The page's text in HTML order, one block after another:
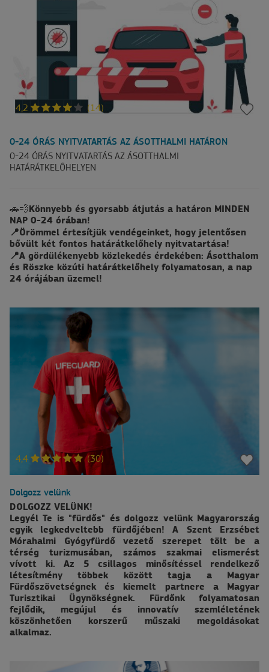
4,2 (14)
0-24 ÓRÁS NYITVATARTÁS AZ ÁSOTTHALMI HATÁRON
0-24 ÓRÁS NYITVATARTÁS AZ ÁSOTTHALMI
HATÁRÁTKELŐHELYEN
🚗💨 Könnyebb és gyorsabb átjutás a határon MINDEN
NAP 0-24 órában!
📍Örömmel értesítjük vendégeinket, hogy jelentősen
bővült két fontos határátkelőhely nyitvatartása!
📍A gördülékenyebb közlekedés érdekében: Ásotthalom
és Röszke közúti határátkelőhely folyamatosan, a nap
24 órájában üzemel!
4,4 (30)
Dolgozz velünk
DOLGOZZ VELÜNK!
Legyél Te is "fürdős" és dolgozz velünk Magyarország
egyik legkedveltebb fürdőjében! A Szent Erzsébet
Mórahalmi Gyógyfürdő vezető szerepet tölt be a
térség turizmusában, számos szakmai elismerést
vívott ki. Az 5 csillagos minősítéssel rendelkező
létesítmény többek között tagja a Magyar
Fürdőszövetségnek és kiemelt partnere a Magyar
Turisztikai Ügynökségnek. Fürdőnk folyamatosan
fejlődik, megújul és innovatív szemléletének
köszönhetően korszerű műszaki megoldásokat
alkalmaz.